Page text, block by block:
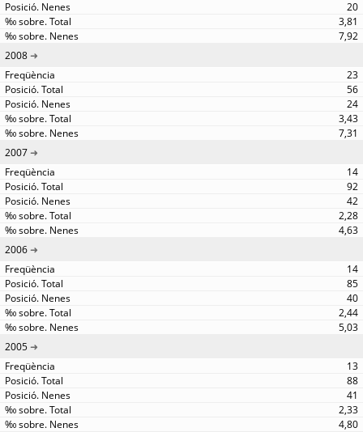
20
3,81
7,92
2008
23
56
24
3,43
7,31
2007
14
92
42
2,28
4,63
2006
14
85
40
2,44
5,03
2005
13
88
41
2,33
4,80